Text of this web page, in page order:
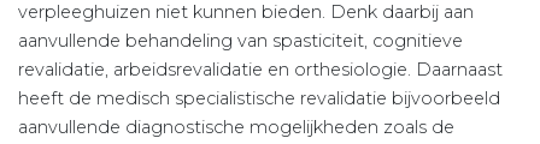
verpleeghuizen niet kunnen bieden. Denk daarbij aan
aanvullende behandeling van spasticiteit, cognitieve
revalidatie, arbeidsrevalidatie en orthesiologie. Daarnaast
heeft de medisch specialistische revalidatie bijvoorbeeld
aanvullende diagnostische mogelijkheden zoals de